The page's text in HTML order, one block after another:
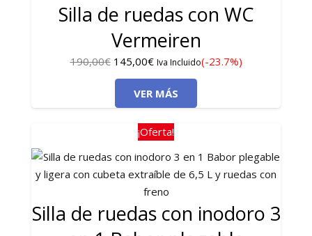
Silla de ruedas con WC
Vermeiren
190,00€ El
precio
original
era:
190,00€.
145,00€El
precio
actual
es:
145,00€.
Iva Incluido(-23.7%)
VER MÁS
¡Oferta!
Silla de ruedas con inodoro 3